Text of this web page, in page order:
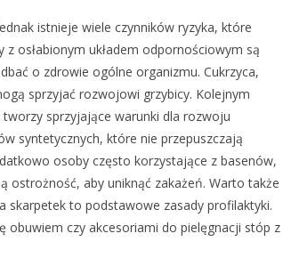
istnieje wiele czynników ryzyka, które
osłabionym układem odpornościowym są
o zdrowie ogólne organizmu. Cukrzyca,
sprzyjać rozwojowi grzybicy. Kolejnym
sprzyjające warunki dla rozwoju
syntetycznych, które nie przepuszczają
osoby często korzystające z basenów,
ostrożność, aby uniknąć zakażeń. Warto także
skarpetek to podstawowe zasady profilaktyki.
obuwiem czy akcesoriami do pielęgnacji stóp z